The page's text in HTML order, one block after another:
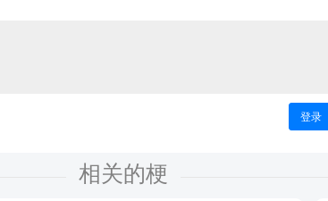
登录
相关的梗